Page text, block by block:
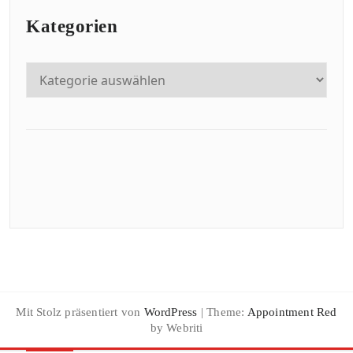
Kategorien
Mit Stolz präsentiert von WordPress | Theme: Appointment Red
by Webriti